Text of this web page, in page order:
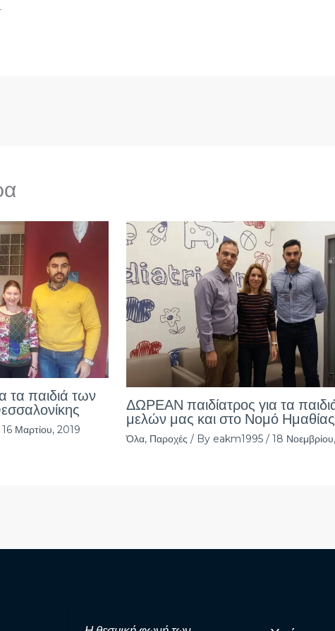
τα παιδιά των
16 Μαρτίου, 2019
ΔΩΡΕΑΝ παιδίατρος για τα
μελών μας και στο Νομό Ημαθίας
Όλα, Παροχές / By eakm1995 / 18